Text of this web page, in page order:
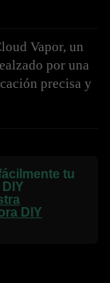
Vapor, un
por una
precisa y
tu
DIY